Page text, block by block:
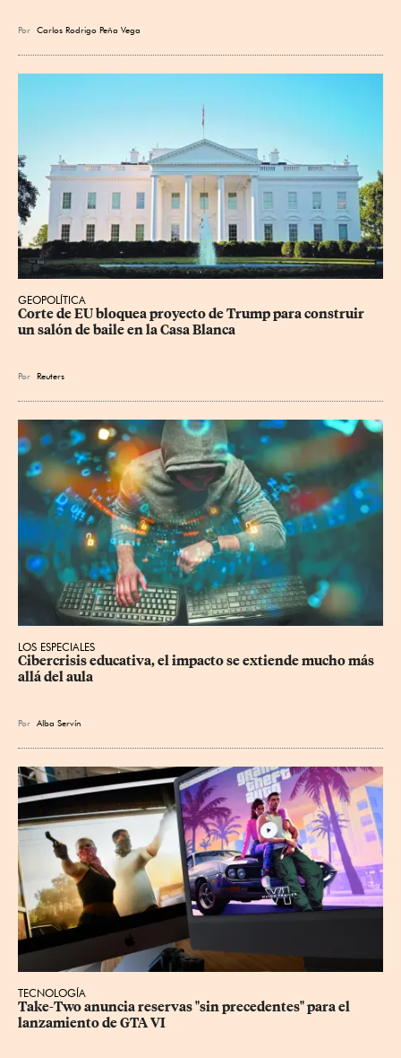
Por Carlos Rodrigo Peña Vega
GEOPOLÍTICA
Corte de EU bloquea proyecto de Trump para construir
un salón de baile en la Casa Blanca
Por Reuters
LOS ESPECIALES
Cibercrisis educativa, el impacto se extiende mucho más
allá del aula
Por Alba Servín
TECNOLOGÍA
Take-Two anuncia reservas "sin precedentes" para el
lanzamiento de GTA VI